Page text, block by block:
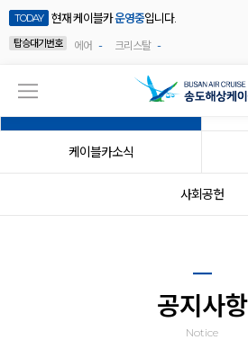
TODAY 현재 케이블카운영중입니다.
탑승대기번호
에어 - 크리스탈 -
케이블카소식
사회공헌
공지사항
Notice